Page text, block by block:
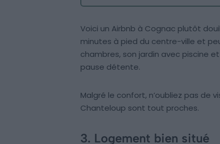
Voici un Airbnb à Cognac plutôt
minutes à pied du centre-ville et
chambres, son jardin avec piscine
pause détente.
Malgré le confort, n’oubliez pas de
Chanteloup sont tout proches.
3. Logement bien situé